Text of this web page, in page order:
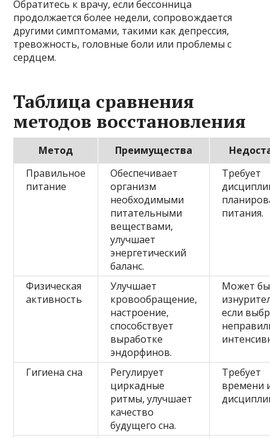
Обратитесь к врачу, если бессонница
продолжается более недели, сопровождается
другими симптомами, такими как депрессия,
тревожность, головные боли или проблемы с
сердцем.
Таблица сравнения
методов восстановления
Метод Преимущества
Правильное
питание
Обеспечивает
организм
необходимыми
питательными
веществами,
улучшает
энергетический
баланс.
Требует
питания.
Физическая
активность
Улучшает
кровообращение,
настроение,
способствует
выработке
эндорфинов.
Может
если
Гигиена сна
Регулирует
циркадные
ритмы, улучшает
качество
будущего сна.
Требует
времени